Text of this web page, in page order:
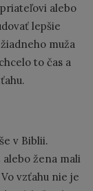
alebo
lepšie
muža
to čas a
v Biblii.
žena mali
vzťahu nie je